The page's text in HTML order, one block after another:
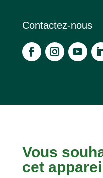
Contactez-nous
Vous
cet